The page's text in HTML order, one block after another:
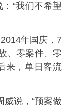
“我们不希望
年国庆，7
、零案件、零
来，单日客流
威说，“预案做